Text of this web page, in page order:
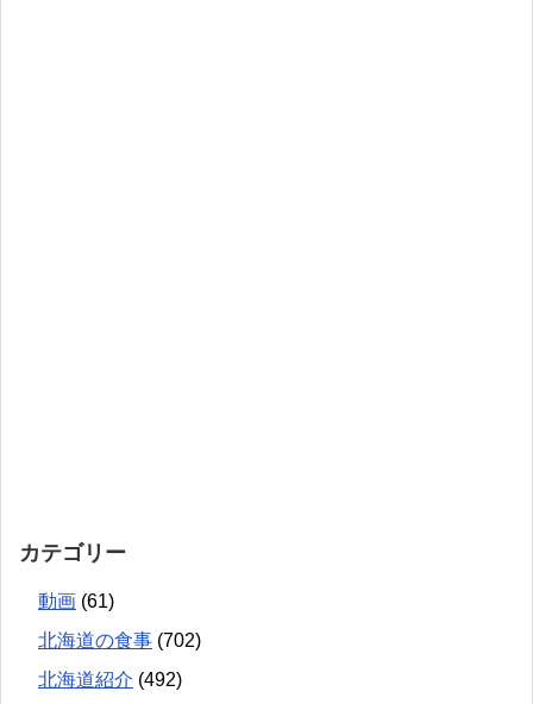
カテゴリー
動画 (61)
北海道の食事 (702)
北海道紹介 (492)